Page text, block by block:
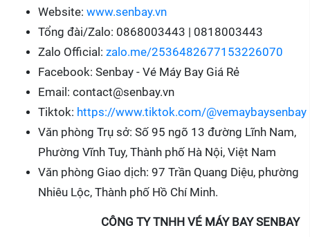
Website: www.senbay.vn
Tổng đài/Zalo: 0868003443 | 0818003443
Zalo Official: zalo.me/2536482677153226070
Facebook: Senbay - Vé Máy Bay Giá Rẻ
Email: contact@senbay.vn
Tiktok: https://www.tiktok.com/@vemaybaysenbay
Văn phòng Trụ sở: Số 95 ngõ 13 đường Lĩnh Nam,
Phường Vĩnh Tuy, Thành phố Hà Nội, Việt Nam
Văn phòng Giao dịch: 97 Trần Quang Diệu, phường
Nhiêu Lộc, Thành phố Hồ Chí Minh.
CÔNG TY TNHH VÉ MÁY BAY SENBAY